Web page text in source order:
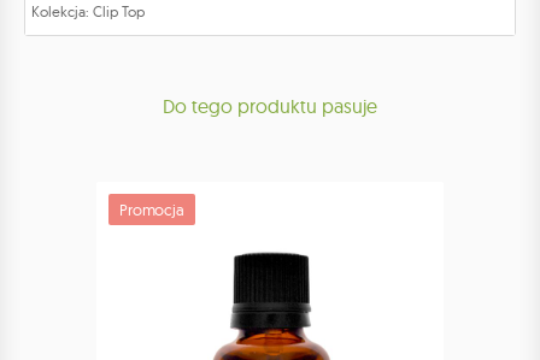
Kolekcja: Clip Top
Do tego produktu pasuje
Promocja